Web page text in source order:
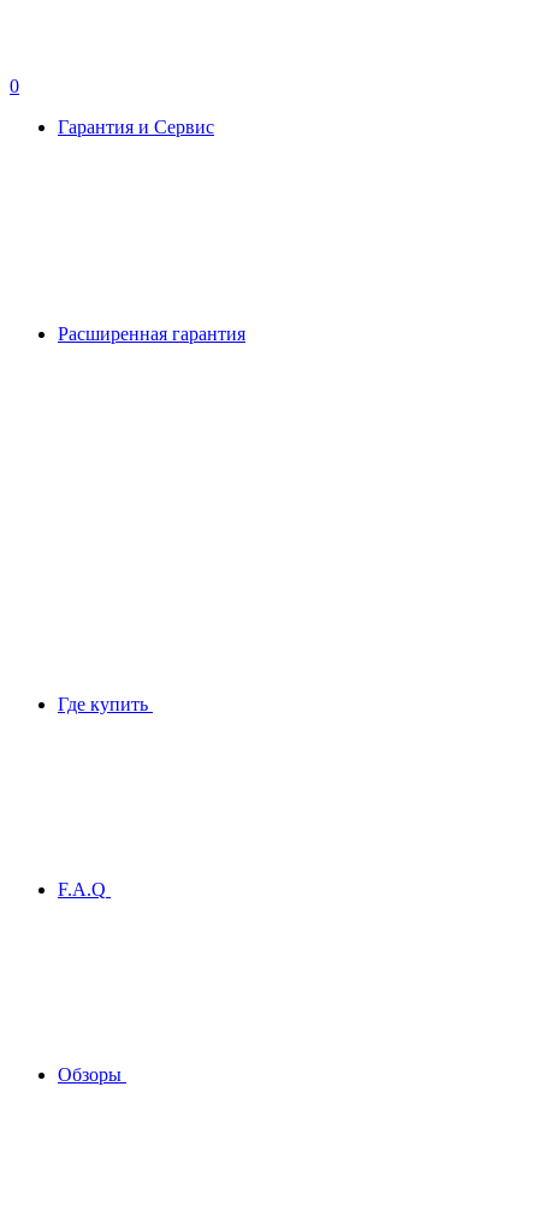
0
Гарантия и Сервис
Расширенная гарантия
Где купить
F.A.Q
Обзоры